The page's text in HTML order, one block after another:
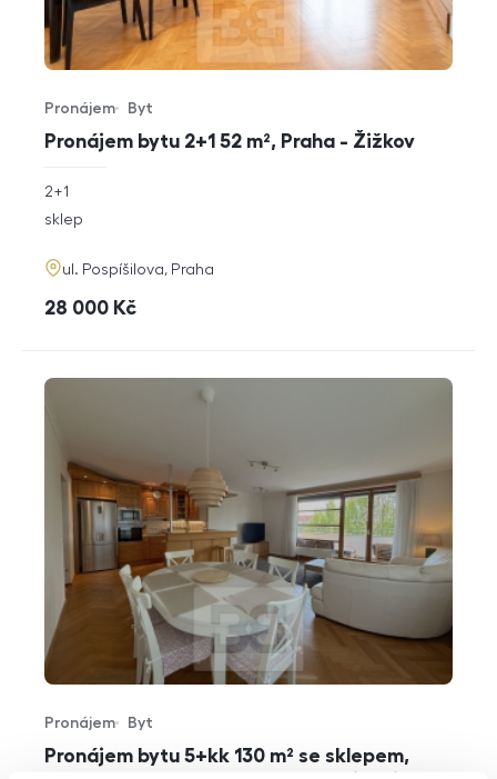
Pronájem bytu 2+1 52 m², Praha - Žižkov
Typ nabídky
Pronájem
Typ nemovitosti
Byt
rozměry
2+1
funkce
sklep
adresa
ul. Pospíšilova, Praha
cena
28 000 Kč
Pronájem bytu 5+kk 130 m² se sklepem,
Typ nabídky
Pronájem
Typ nemovitosti
Byt